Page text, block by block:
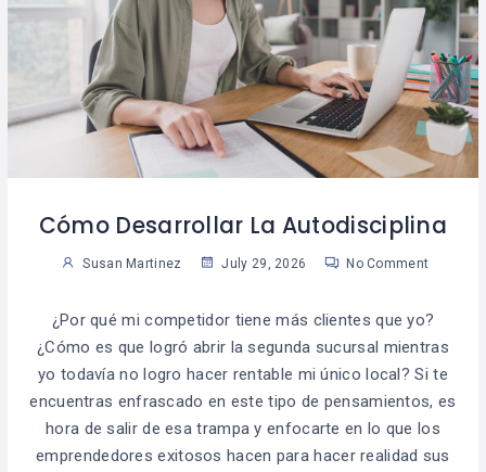
Cómo Desarrollar La Autodisciplina
Susan Martinez July 29, 2026 No Comment
¿Por qué mi competidor tiene más clientes que yo?
¿Cómo es que logró abrir la segunda sucursal mientras
yo todavía no logro hacer rentable mi único local? Si te
encuentras enfrascado en este tipo de pensamientos, es
hora de salir de esa trampa y enfocarte en lo que los
emprendedores exitosos hacen para hacer realidad sus